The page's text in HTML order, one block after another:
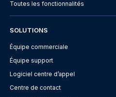
Toutes les fonctionnalités
SOLUTIONS
Équipe commerciale
Équipe support
Logiciel centre d’appel
Centre de contact